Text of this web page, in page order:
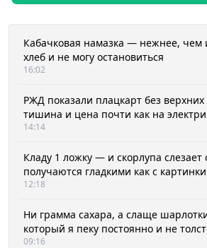
Кабачковая намазка — нежнее, чем
хлеб и не могу остановиться
16:02
РЖД показали плацкарт без
тишина и цена почти как на
14:14
Кладу 1 ложку — и скорлупа слезает
получаются гладкими как с картинки
12:18
Ни грамма сахара, а слаще
который я пеку постоянно и не
09:16